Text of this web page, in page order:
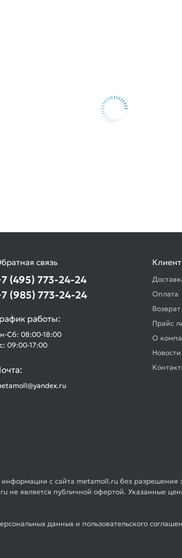
связь
(495) 773-24-24
(985) 773-24-24
работы:
Сб: 08:00-18:00
09:00-17:00
Оплата
Прайс
О
Новости
с сайта metamoll.ru без разрешения
не является публичной офертой. Указанные
данных и пользовательского